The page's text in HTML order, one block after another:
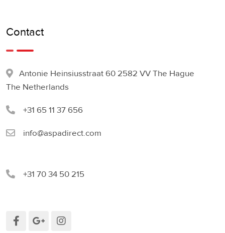
Contact
Antonie Heinsiusstraat 60 2582 VV The Hague
The Netherlands
+31 65 11 37 656
info@aspadirect.com
+31 70 34 50 215